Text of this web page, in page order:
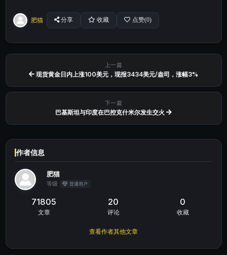
肥猫 分享 收藏 点赞(0)
上一篇
现货黄金日内上涨100美元，现报3434美元/盎司，涨幅3%
下一篇
巴基斯坦与印度在巴控克什米尔发生交火
作者信息
肥猫
等级 普通用户
71805
文章
20
评论
0
收藏
查看作者其他文章